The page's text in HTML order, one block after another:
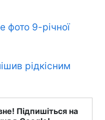
фото 9-річної
рідкісним
Підпишіться на